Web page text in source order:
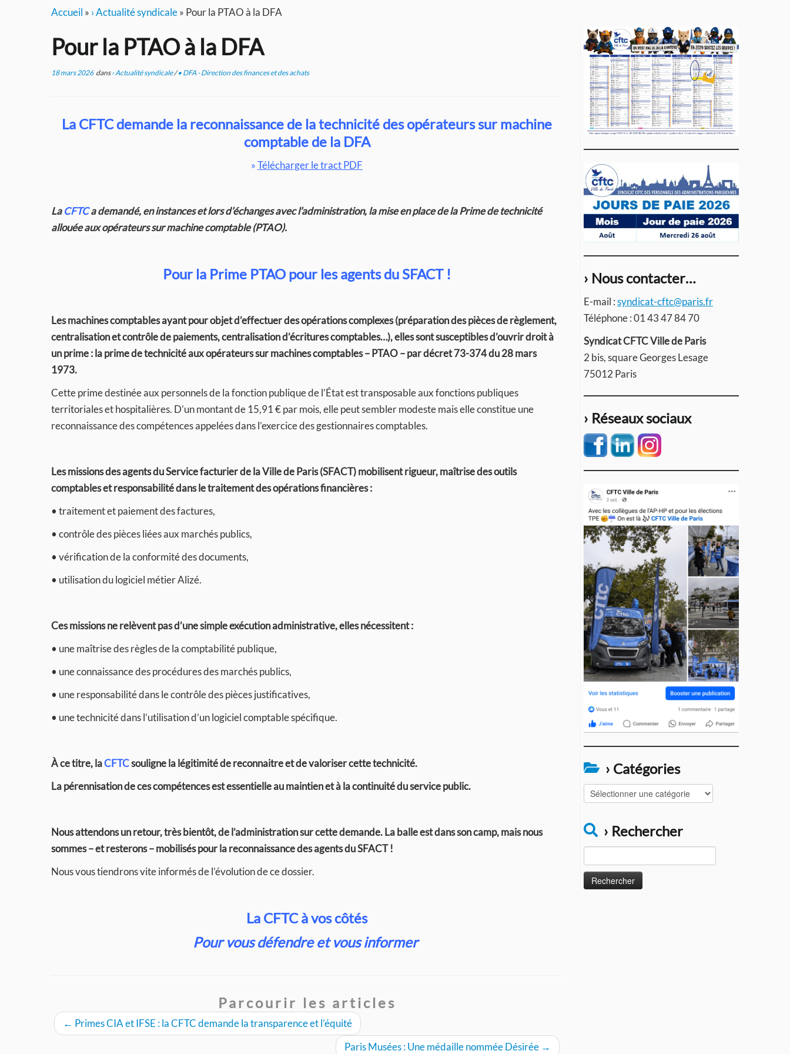
Accueil » › Actualité syndicale» Pour la PTAO à la DFA
Pour la PTAO à la DFA
18 mars 2026dans› Actualité syndicale/• DFA - Direction des finances et des achats
La CFTCdemande la reconnaissance de la technicité des opérateurs sur machine
comptable de la DFA
»Télécharger le tract PDF
LaCFTCa demandé, en instances et lors d’échanges avec l’administration, la mise en place de la Prime de technicité
allouée aux opérateurs sur machine comptable (PTAO).
Pour la Prime PTAO pour les agents du SFACT !
Les machines comptables ayant pour objet d’effectuer des opérations complexes (préparation des pièces de règlement,
centralisation et contrôle de paiements, centralisation d’écritures comptables…), elles sont susceptibles d’ouvrir droit à
un prime : la prime de technicité aux opérateurs sur machines comptables – PTAO – par décret 73-374 du 28 mars
1973.
Cette prime destinée aux personnels de la fonction publique de l’État est transposable aux fonctions publiques
territoriales et hospitalières. D’un montant de 15,91 € par mois, elle peut sembler modeste mais elle constitue une
reconnaissance des compétences appelées dans l’exercice des gestionnaires comptables.
Les missions des agents du Service facturier de la Ville de Paris (SFACT) mobilisent rigueur, maîtrise des outils
comptables et responsabilité dans le traitement des opérations financières :
• traitement et paiement des factures,
• contrôle des pièces liées aux marchés publics,
• vérification de la conformité des documents,
• utilisation du logiciel métier Alizé.
Ces missions ne relèvent pas d’une simple exécution administrative, elles nécessitent :
• une maîtrise des règles de la comptabilité publique,
• une connaissance des procédures des marchés publics,
• une responsabilité dans le contrôle des pièces justificatives,
• une technicité dans l’utilisation d’un logiciel comptable spécifique.
À ce titre, laCFTCsouligne la légitimité de reconnaitre et de valoriser cette technicité.
La pérennisation de ces compétences est essentielle au maintien et à la continuité du service public.
Nous attendons un retour, très bientôt, de l’administration sur cette demande. La balle est dans son camp, mais nous
sommes – et resterons – mobilisés pour la reconnaissance des agents du SFACT !
Nous vous tiendrons vite informés de l’évolution de ce dossier.
La CFTCà vos côtés
Pour vous défendre et vous informer
Parcourir les articles
← Primes CIA et IFSE : la CFTC demande la transparence et l’équité
Paris Musées : Une médaille nommée Désirée →
› Nous contacter…
E-mail :syndicat-cftc@paris.fr
Téléphone : 01 43 47 84 70
Syndicat CFTC Ville de Paris
2 bis, square Georges Lesage
75012 Paris
› Réseaux sociaux
› Catégories
Catégories
› Rechercher